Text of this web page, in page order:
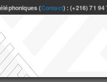
(Contact) : (+216) 71